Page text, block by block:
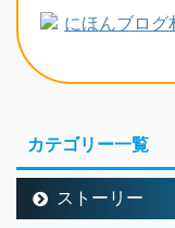
カテゴリー一覧
ストーリー